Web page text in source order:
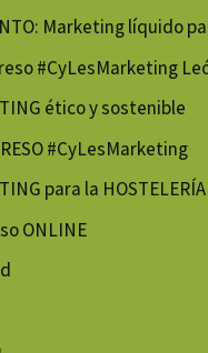
Marketing líquido
#CyLesMarketing
ético y sostenible
#CyLesMarketing
para la HOSTELERÍA
ONLINE